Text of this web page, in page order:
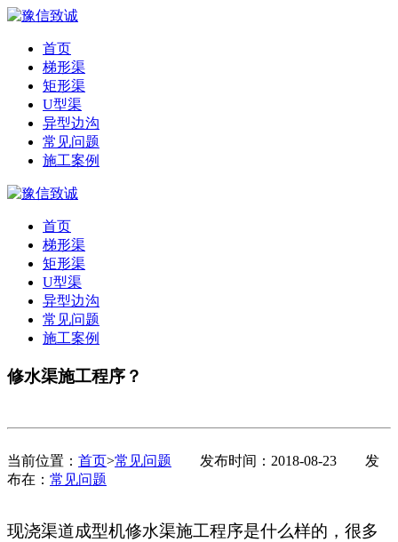
首页
梯形渠
矩形渠
U型渠
异型边沟
常见问题
施工案例
首页
梯形渠
矩形渠
U型渠
异型边沟
常见问题
施工案例
修水渠施工程序？
当前位置： 首页>常见问题 发布时间：2018-08-23
发
布在： 常见问题
现浇渠道成型机修水渠施工程序是什么样的，很多